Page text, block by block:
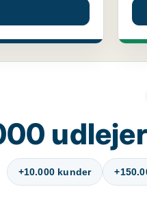
+10.000 kunder